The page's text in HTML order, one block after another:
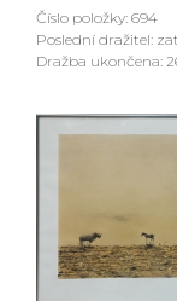
Číslo položky: 694
Poslední dražitel:
Dražba ukončena: